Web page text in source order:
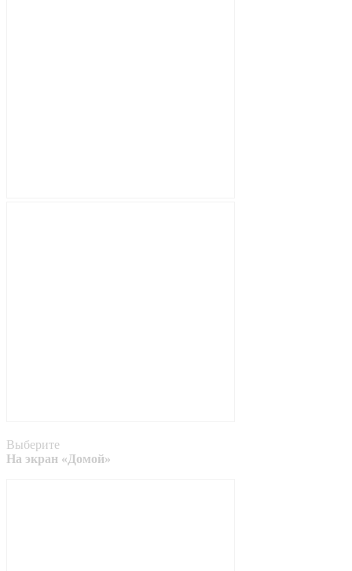
Выберите
На экран «Домой»